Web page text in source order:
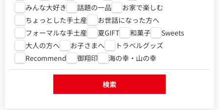
みんな大好き
話題の一品
お家で楽しむ
ちょっとした手土産
お世話になった方へ
フォーマルな手土産
夏GIFT 和菓子
Sweets
大人の方へ
お子さまへ
トラベルグッズ
Recommend
御翔印 海の幸・山の幸
検索